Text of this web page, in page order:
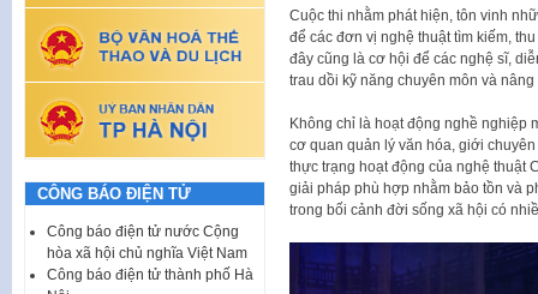
Cuộc thi nhằm phát hiện, tôn vinh
để các đơn vị nghệ thuật tìm kiếm,
đây cũng là cơ hội để các nghệ sĩ,
trau dồi kỹ năng chuyên môn và
Không chỉ là hoạt động nghề nghiệp
cơ quan quản lý văn hóa, giới
thực trạng hoạt động của nghệ thuật
giải pháp phù hợp nhằm bảo tồn và
trong bối cảnh đời sống xã hội có
CÔNG BÁO ĐIỆN TỬ
Công báo điện tử nước Cộng
hòa xã hội chủ nghĩa Việt Nam
Công báo điện tử thành phố Hà